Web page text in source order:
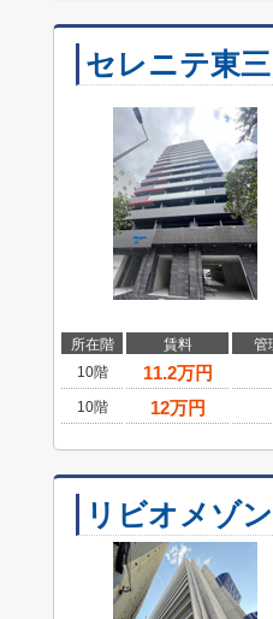
セレニテ東
所在階 賃料
管
10階
11.2万円
10階 12万円
リビオメゾ